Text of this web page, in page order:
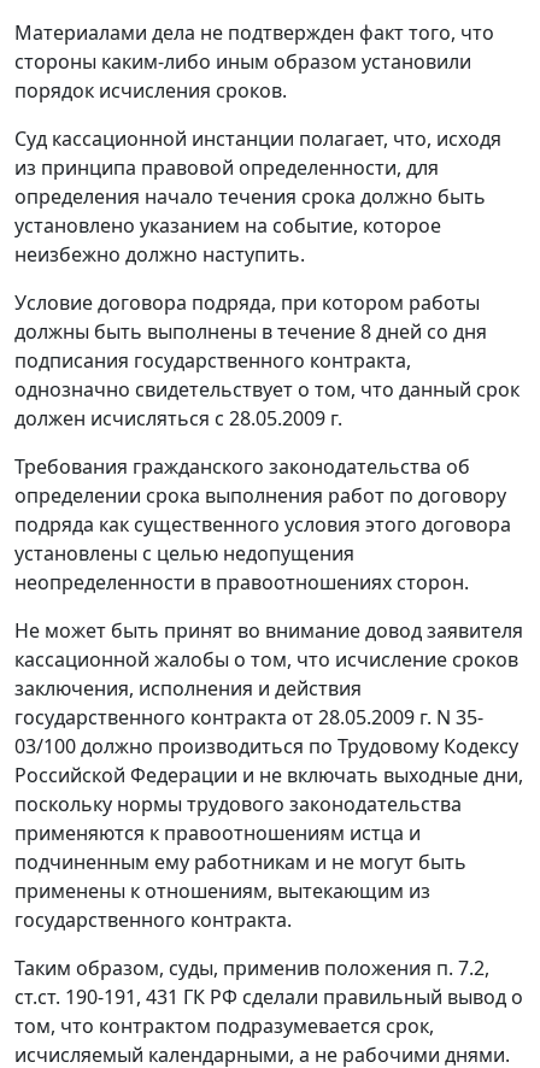
Материалами дела не подтвержден факт того, что
стороны каким-либо иным образом установили
порядок исчисления сроков.
Суд кассационной инстанции полагает, что, исходя
из принципа правовой определенности, для
определения начало течения срока должно быть
установлено указанием на событие, которое
неизбежно должно наступить.
Условие договора подряда, при котором работы
должны быть выполнены в течение 8 дней со дня
подписания государственного контракта,
однозначно свидетельствует о том, что данный срок
должен исчисляться с 28.05.2009 г.
Требования гражданского законодательства об
определении срока выполнения работ по договору
подряда как существенного условия этого договора
установлены с целью недопущения
неопределенности в правоотношениях сторон.
Не может быть принят во внимание довод заявителя
кассационной жалобы о том, что исчисление сроков
заключения, исполнения и действия
государственного контракта от 28.05.2009 г. N 35-
03/100 должно производиться по Трудовому Кодексу
Российской Федерации и не включать выходные дни,
поскольку нормы трудового законодательства
применяются к правоотношениям истца и
подчиненным ему работникам и не могут быть
применены к отношениям, вытекающим из
государственного контракта.
Таким образом, суды, применив положения п. 7.2,
ст.ст. 190-191, 431 ГК РФ сделали правильный вывод о
том, что контрактом подразумевается срок,
исчисляемый календарными, а не рабочими днями.